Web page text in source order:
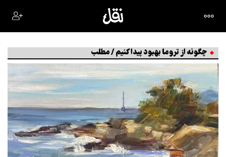
چگونه از تروما بهبود پیدا کنیم / مطلب